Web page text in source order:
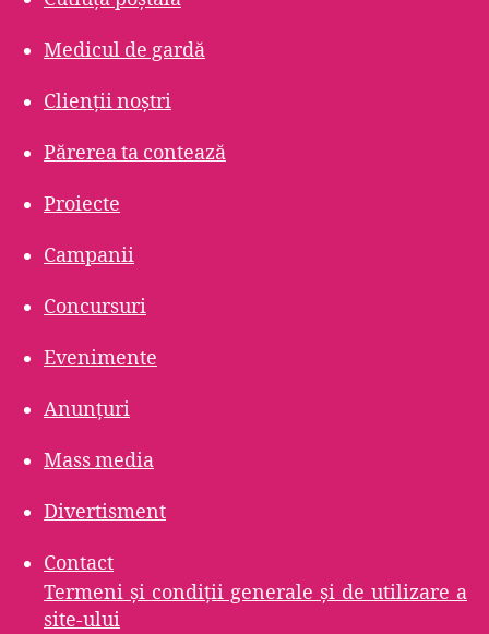
Medicul de gardă
Clienții noștri
Părerea ta contează
Proiecte
Campanii
Concursuri
Evenimente
Anunțuri
Mass media
Divertisment
Contact
Termeni şi condiţii generale şi de utilizare a
site-ului